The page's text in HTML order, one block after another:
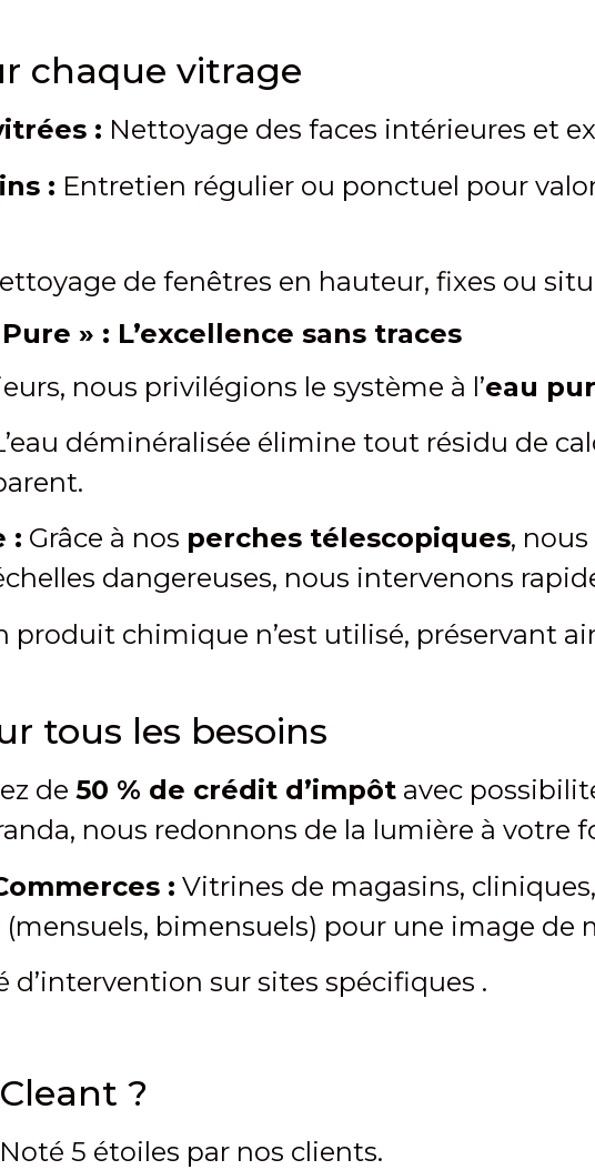
chaque vitrage
: Nettoyage des faces intérieures et
: Entretien régulier ou ponctuel pour
de fenêtres en hauteur, fixes ou
» : L’excellence sans traces
nous privilégions le système à l’eau
déminéralisée élimine tout résidu de
: Grâce à nos perches télescopiques,
dangereuses, nous intervenons
produit chimique n’est utilisé, préservant
tous les besoins
de 50 % de crédit d’impôt avec
nous redonnons de la lumière à votre
: Vitrines de magasins,
bimensuels) pour une image de
d’intervention sur sites spécifiques .
?
Noté 5 étoiles par nos clients.